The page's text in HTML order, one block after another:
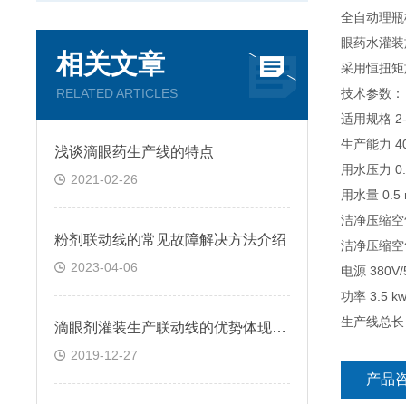
全自动理
眼药水灌
采用恒扭
技术参数：
适用规格
生产能力
用水压力
用水量
洁净压缩
洁净压缩
电源
功率 3.5
生产线总
产品
相关文章
RELATED ARTICLES
浅谈滴眼药生产线的特点
2021-02-26
粉剂联动线的常见故障解决方法介绍
2023-04-06
滴眼剂灌装生产联动线的优势体现在哪里
2019-12-27